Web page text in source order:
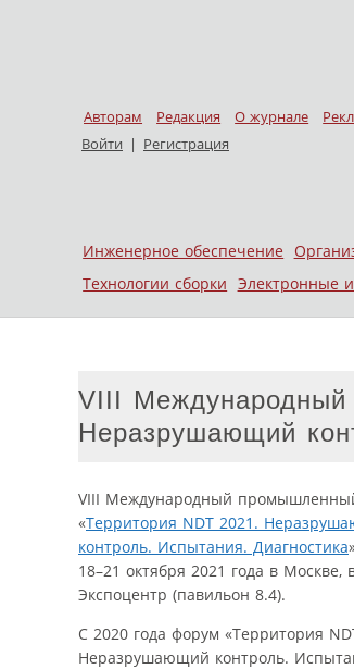
Авторам Редакция О журнале
Войти | Регистрация
Меню
Skip to content
Инженерное обеспечение
Технологии сборки Электронные
VIII
Неразрушающий
VIII Международный
«Территория NDT 2021.
контроль. Испытания. Диагностика
18–21 октября 2021 года в Москве,
Экспоцентр (павильон 8.4).
С 2020 года форум «Территория
Неразрушающий контроль.